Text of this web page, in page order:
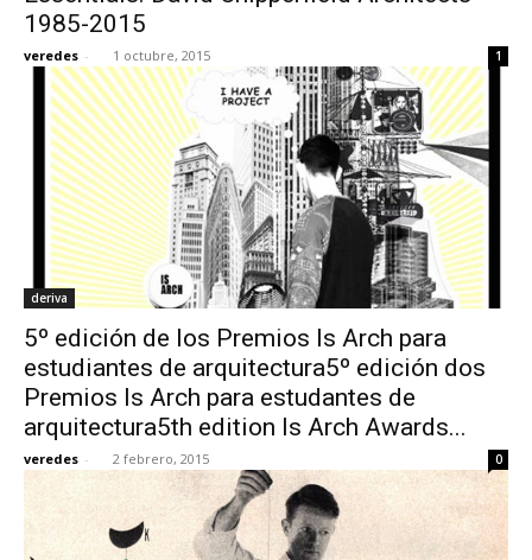
1985-2015
veredes - 1 octubre, 2015 1
deriva
5º edición de los Premios Is Arch para
estudiantes de arquitectura5º edición dos
Premios Is Arch para estudantes de
arquitectura5th edition Is Arch Awards...
veredes - 2 febrero, 2015 0